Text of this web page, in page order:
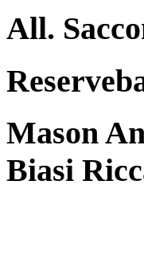
All.
Mason
Biasi